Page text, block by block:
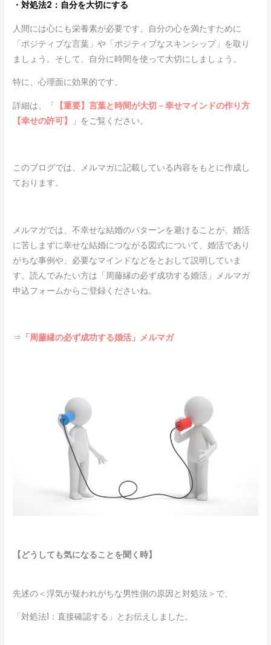
・対処法2：自分を大切にする
人間には心にも栄養素が必要です。自分の心を満たすために
「ポジティブな言葉」や「ポジティブなスキンシップ」を取り
ましょう。そして、自分に時間を使って大切にしましょう。
特に、心理面に効果的です。
詳細は、「 【重要】言葉と時間が大切－幸せマインドの作り方
【幸せの許可】
」をご覧ください。
このブログでは、メルマガに記載している内容をもとに作成し
ております。
メルマガでは、不幸せな結婚のパターンを避けることが、婚活
に苦しまずに幸せな結婚につながる図式について、婚活であり
がちな事例や、必要なマインドなどをとおして説明していま
す。読んでみたい方は「周藤縁の必ず成功する婚活」メルマガ
申込フォームからご登録くださいね。
⇒ 「周藤縁の必ず成功する婚活」メルマガ
【どうしても気になることを聞く時】
先述の＜浮気が疑われがちな男性側の原因と対処法＞で、
「対処法1：直接確認する」とお伝えしました。